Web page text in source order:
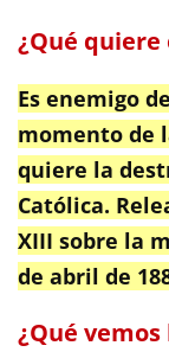
¿Qué quiere
Es enemigo
momento de
quiere la
Católica.
XIII sobre la
de abril de
¿Qué vemos